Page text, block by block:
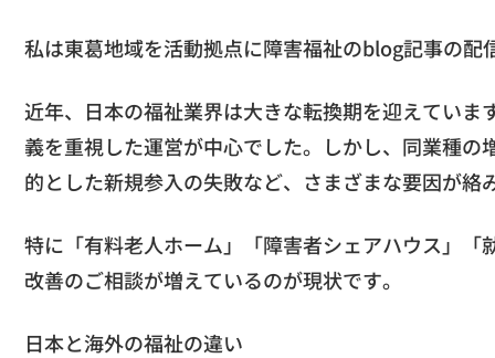
私は東葛地域を活動拠点に障害福祉のblog記事の
近年、日本の福祉業界は大きな転換期を迎えてい
義を重視した運営が中心でした。しかし、同業種
的とした新規参入の失敗など、さまざまな要因が
特に「有料老人ホーム」「障害者シェアハウス」
改善のご相談が増えているのが現状です。
日本と海外の福祉の違い